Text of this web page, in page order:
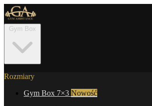
Rozmiary
Gym Box 7×3 Nowość